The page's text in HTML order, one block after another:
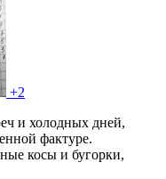
+2
и холодных дней,
фактуре.
косы и бугорки,